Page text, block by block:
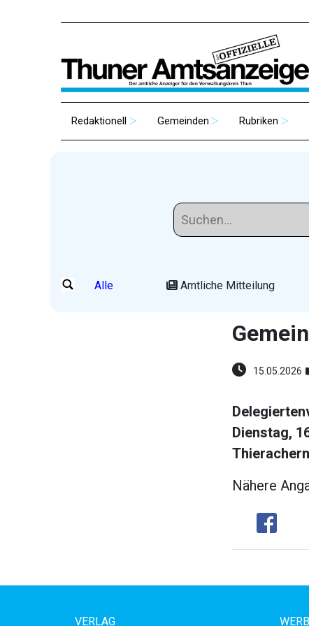
Redaktionell Gemeinden Rubriken
Alle Amtliche Mitteilung
15.05.2026
Dienstag,
Thierachern
Nähere
Share
VERLAG